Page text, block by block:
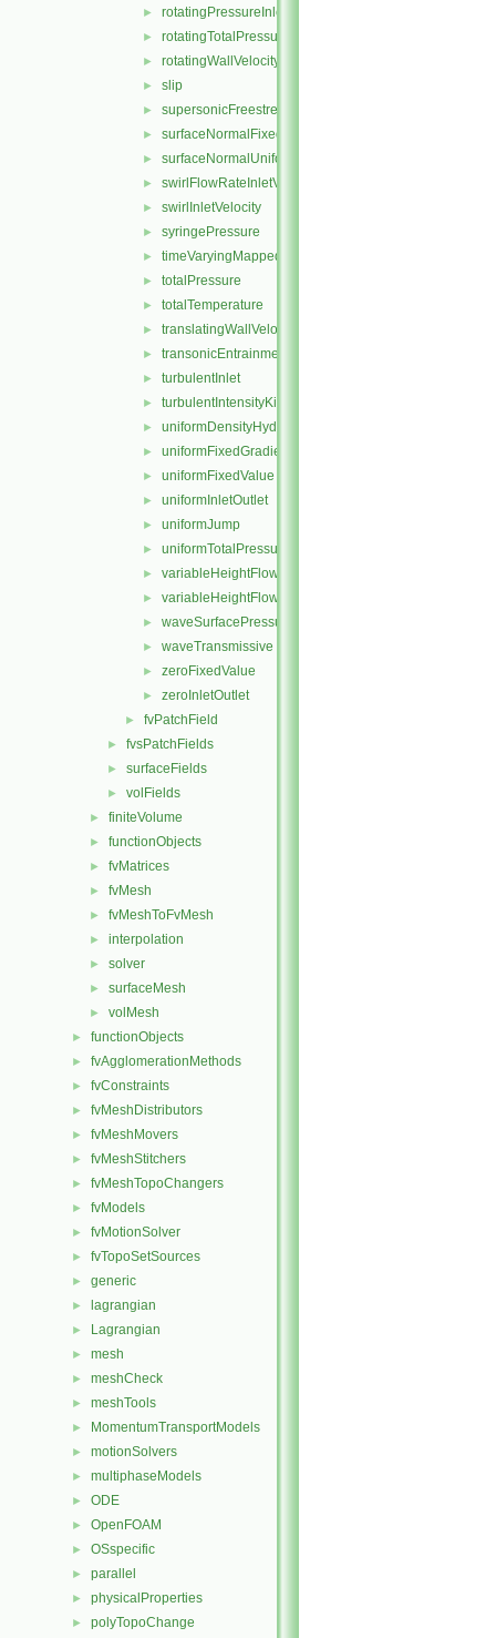
► rotatingPressureInletOutletVelocity
► rotatingTotalPressure
► rotatingWallVelocity
► slip
► supersonicFreestream
► surfaceNormalFixedValue
► surfaceNormalUniformFixedValue
► swirlFlowRateInletVelocity
► swirlInletVelocity
► syringePressure
► timeVaryingMappedFixedValue
► totalPressure
► totalTemperature
► translatingWallVelocity
► transonicEntrainmentPressure
► turbulentInlet
► turbulentIntensityKineticEnergyInlet
► uniformDensityHydrostaticPressure
► uniformFixedGradient
► uniformFixedValue
► uniformInletOutlet
► uniformJump
► uniformTotalPressure
► variableHeightFlowRate
► variableHeightFlowRateInletVelocity
► waveSurfacePressure
► waveTransmissive
► zeroFixedValue
► zeroInletOutlet
► fvPatchField
► fvsPatchFields
► surfaceFields
► volFields
► finiteVolume
► functionObjects
► fvMatrices
► fvMesh
► fvMeshToFvMesh
► interpolation
► solver
► surfaceMesh
► volMesh
► functionObjects
► fvAgglomerationMethods
► fvConstraints
► fvMeshDistributors
► fvMeshMovers
► fvMeshStitchers
► fvMeshTopoChangers
► fvModels
► fvMotionSolver
► fvTopoSetSources
► generic
► lagrangian
► Lagrangian
► mesh
► meshCheck
► meshTools
► MomentumTransportModels
► motionSolvers
► multiphaseModels
► ODE
► OpenFOAM
► OSspecific
► parallel
► physicalProperties
► polyTopoChange